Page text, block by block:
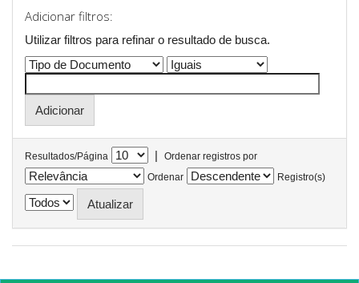
Adicionar filtros:
Utilizar filtros para refinar o resultado de busca.
Resultados/Página |
Ordenar registros por
Ordenar
Registro(s)